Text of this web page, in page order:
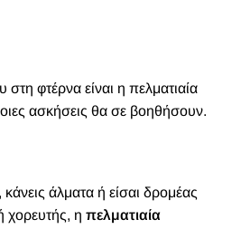
φτέρνα είναι η πελματιαία
ασκήσεις θα σε βοηθήσουν.
άλματα ή είσαι δρομέας
η πελματιαία